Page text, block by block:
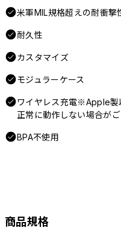
米軍MIL規格超えの耐衝撃
耐久性
カスタマイズ
モジュラーケース
ワイヤレス充電※Apple製
正常に動作しない場合が
BPA不使用
商品規格